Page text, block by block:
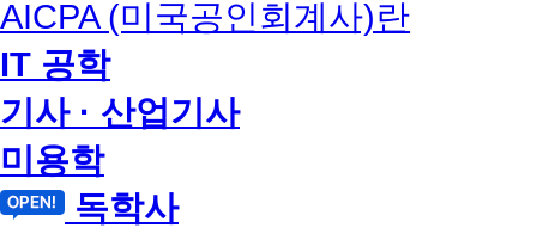
AICPA (미국공인회계사)란
IT 공학
기사 · 산업기사
미용학
독학사